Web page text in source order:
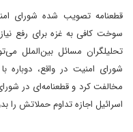
قطعنامه تصویب شده شورای
سوخت کافی به غزه برای رفع
تحلیلگران مسائل بین‌الملل
شورای امنیت در واقع،
مخالفت کرد و قطعنامه‌ای در
اسرائیل اجازه تداوم حملاتش